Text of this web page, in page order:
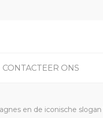
CONTACTEER ONS
en de iconische